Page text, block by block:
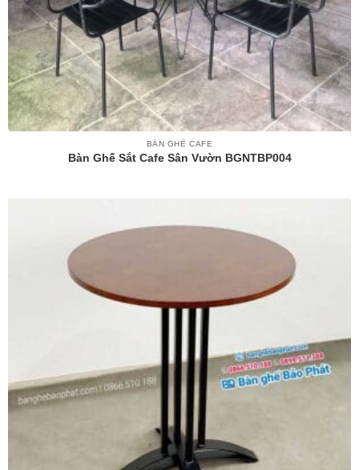
BÀN GHẾ CAFE
Bàn Ghế Sắt Cafe Sân Vườn BGNTBP004